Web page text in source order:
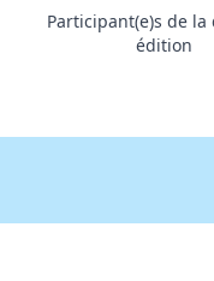
Participant(e)s de
édition